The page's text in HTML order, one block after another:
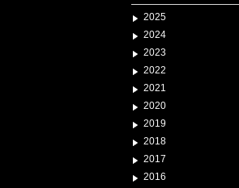
2025
2024
2023
2022
2021
2020
2019
2018
2017
2016